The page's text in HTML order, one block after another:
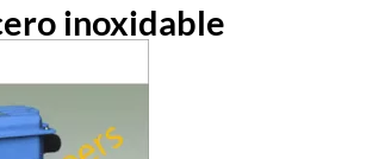
inoxidable